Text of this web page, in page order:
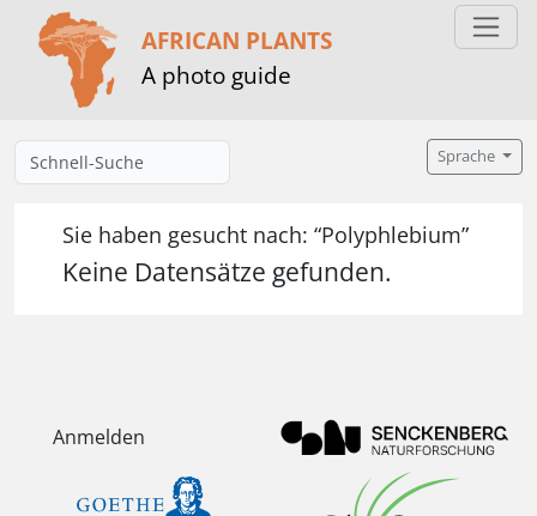
AFRICAN PLANTS
A photo guide
Sprache
Sie haben gesucht nach: “Polyphlebium”
Keine Datensätze gefunden.
Anmelden